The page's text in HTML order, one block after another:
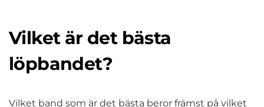
Vilket är det bästa
löpbandet?
Vilket band som är det bästa beror främst på vilket